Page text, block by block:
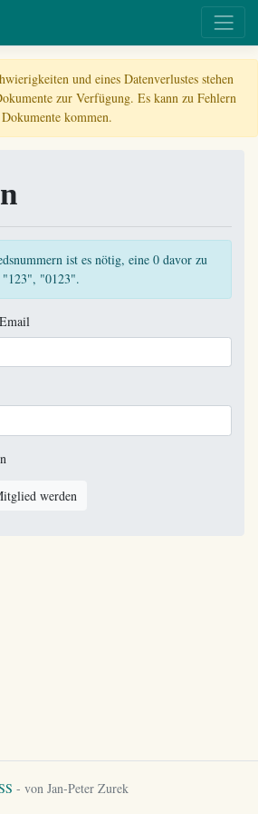
und eines Datenverlustes stehen
zur Verfügung. Es kann zu Fehlern
kommen.
ist es nötig, eine 0 davor zu
"123", "0123".
werden
- von Jan-Peter Zurek